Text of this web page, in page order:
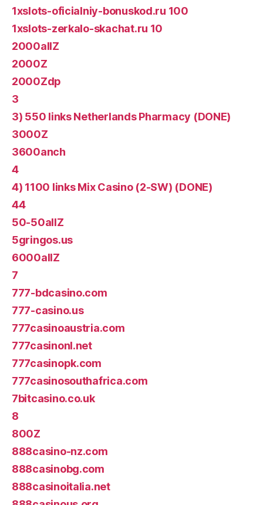
1xslots-oficialniy-bonuskod.ru 100
1xslots-zerkalo-skachat.ru 10
2000allZ
2000Z
2000Zdp
3
3) 550 links Netherlands Pharmacy (DONE)
3000Z
3600anch
4
4) 1100 links Mix Casino (2-SW) (DONE)
44
50-50allZ
5gringos.us
6000allZ
7
777-bdcasino.com
777-casino.us
777casinoaustria.com
777casinonl.net
777casinopk.com
777casinosouthafrica.com
7bitcasino.co.uk
8
800Z
888casino-nz.com
888casinobg.com
888casinoitalia.net